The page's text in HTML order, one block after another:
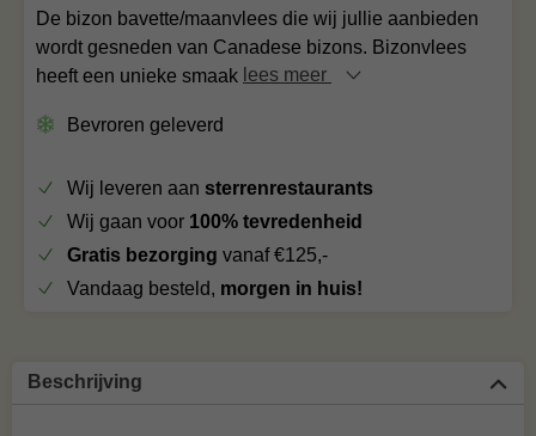
De bizon bavette/maanvlees die wij jullie aanbieden
wordt gesneden van Canadese bizons. Bizonvlees
heeft een unieke smaak lees meer
Bevroren geleverd
Wij leveren aan sterrenrestaurants
Wij gaan voor 100% tevredenheid
Gratis bezorging vanaf €125,-
Vandaag besteld, morgen in huis!
Beschrijving